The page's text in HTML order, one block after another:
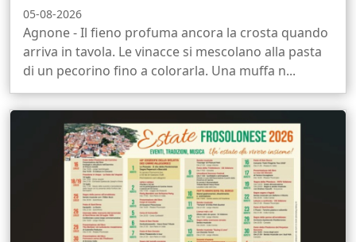
05-08-2026
Agnone - Il fieno profuma ancora la crosta quando
arriva in tavola. Le vinacce si mescolano alla pasta
di un pecorino fino a colorarla. Una muffa n...